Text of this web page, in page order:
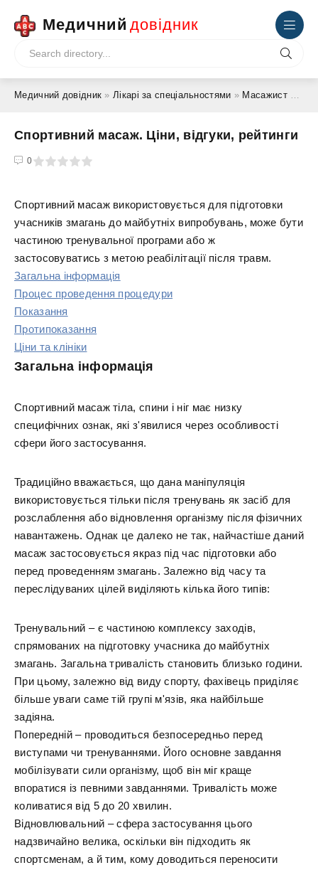
Медичний довідник
Медичний довідник »Лікарі за спеціальностями » Масажист» Спортивний масаж. Ціни, відгуки, рейтинги
Спортивний масаж. Ціни, відгуки, рейтинги
0
5
Спортивний масаж використовується для підготовки
учасників змагань до майбутніх випробувань, може бути
частиною тренувальної програми або ж
застосовуватись з метою реабілітації після травм.
Загальна інформація
Процес проведення процедури
Показання
Протипоказання
Ціни та клініки
Загальна інформація
Спортивний масаж тіла, спини і ніг має низку
специфічних ознак, які з'явилися через особливості
сфери його застосування.
Традиційно вважається, що дана маніпуляція
використовується тільки після тренувань як засіб для
розслаблення або відновлення організму після фізичних
навантажень. Однак це далеко не так, найчастіше даний
масаж застосовується якраз під час підготовки або
перед проведенням змагань. Залежно від часу та
переслідуваних цілей виділяють кілька його типів:
Тренувальний – є частиною комплексу заходів,
спрямованих на підготовку учасника до майбутніх
змагань. Загальна тривалість становить близько години.
При цьому, залежно від виду спорту, фахівець приділяє
більше уваги саме тій групі м'язів, яка найбільше
задіяна.
Попередній – проводиться безпосередньо перед
виступами чи тренуваннями. Його основне завдання
мобілізувати сили організму, щоб він міг краще
впоратися із певними завданнями. Тривалість може
коливатися від 5 до 20 хвилин.
Відновлювальний – сфера застосування цього
надзвичайно велика, оскільки він підходить як
спортсменам, а й тим, кому доводиться переносити